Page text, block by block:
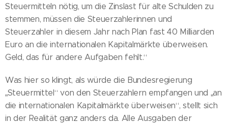
Steuermitteln nötig, um die Zinslast für alte Schulden zu
stemmen, müssen die Steuerzahlerinnen und
Steuerzahler in diesem Jahr nach Plan fast 40 Milliarden
Euro an die internationalen Kapitalmärkte überweisen.
Geld, das für andere Aufgaben fehlt.“
Was hier so klingt, als würde die Bundesregierung
„Steuermittel“ von den Steuerzahlern empfangen und „an
die internationalen Kapitalmärkte überweisen“, stellt sich
in der Realität ganz anders da. Alle Ausgaben der